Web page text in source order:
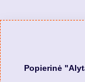
Popierinė